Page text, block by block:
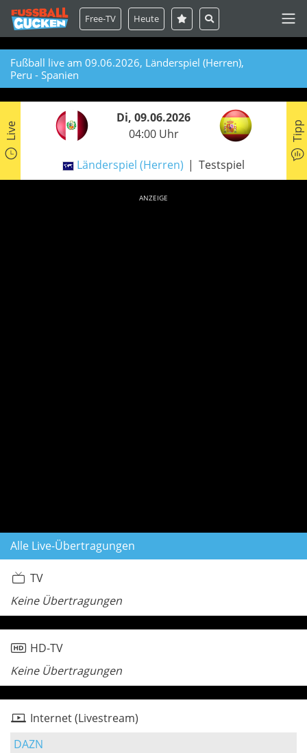
Free-TV Heute
Fußball live am 09.06.2026, Länderspiel (Herren),
Peru - Spanien
Live
Di, 09.06.2026
04:00 Uhr
Länderspiel (Herren) Testspiel
Tipp
ANZEIGE
Alle Live-Übertragungen
TV
Keine Übertragungen
HD-TV
Keine Übertragungen
Internet (Livestream)
DAZN